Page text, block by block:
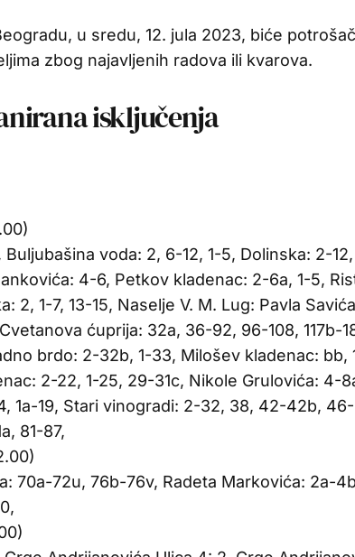
u sredu, 12. jula 2023, biće
zbog najavljenih radova ili kvarova.
isključenja
voda: 2, 6-12, 1-5, Dolinska: 2-12,
4-6, Petkov kladenac: 2-6a, 1-5,
2, 1-7, 13-15, Naselje V. M. Lug: Pavla
ćuprija: 32a, 36-92, 96-108, 117b-
brdo: 2-32b, 1-33, Milošev kladenac: bb,
2-22, 1-25, 29-31c, Nikole Grulovića: 4-
1a-19, Stari vinogradi: 2-32, 38, 42-42b, 46-
81-87,
70a-72u, 76b-76v, Radeta Markovića: 2a-